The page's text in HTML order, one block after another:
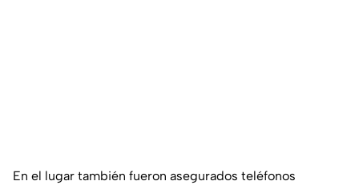
En el lugar también fueron asegurados teléfonos